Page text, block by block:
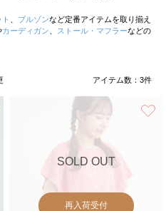
ブルゾンなど定番アイテムを取り揃え
カーディガン ストール・マフラーなどの
アイテム数： 3件
SOLD OUT
再入荷受付